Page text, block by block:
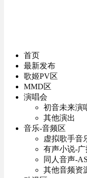
首页
最新发布
歌姬PV区
MMD区
演唱会
初音未来演
其他演出
音乐-音频区
虚拟歌手音
有声小说-广
同人音声-
其他音频资